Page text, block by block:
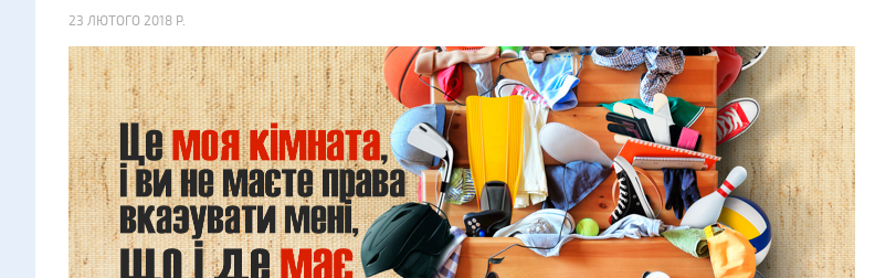
23 ЛЮТОГО 2018 Р.